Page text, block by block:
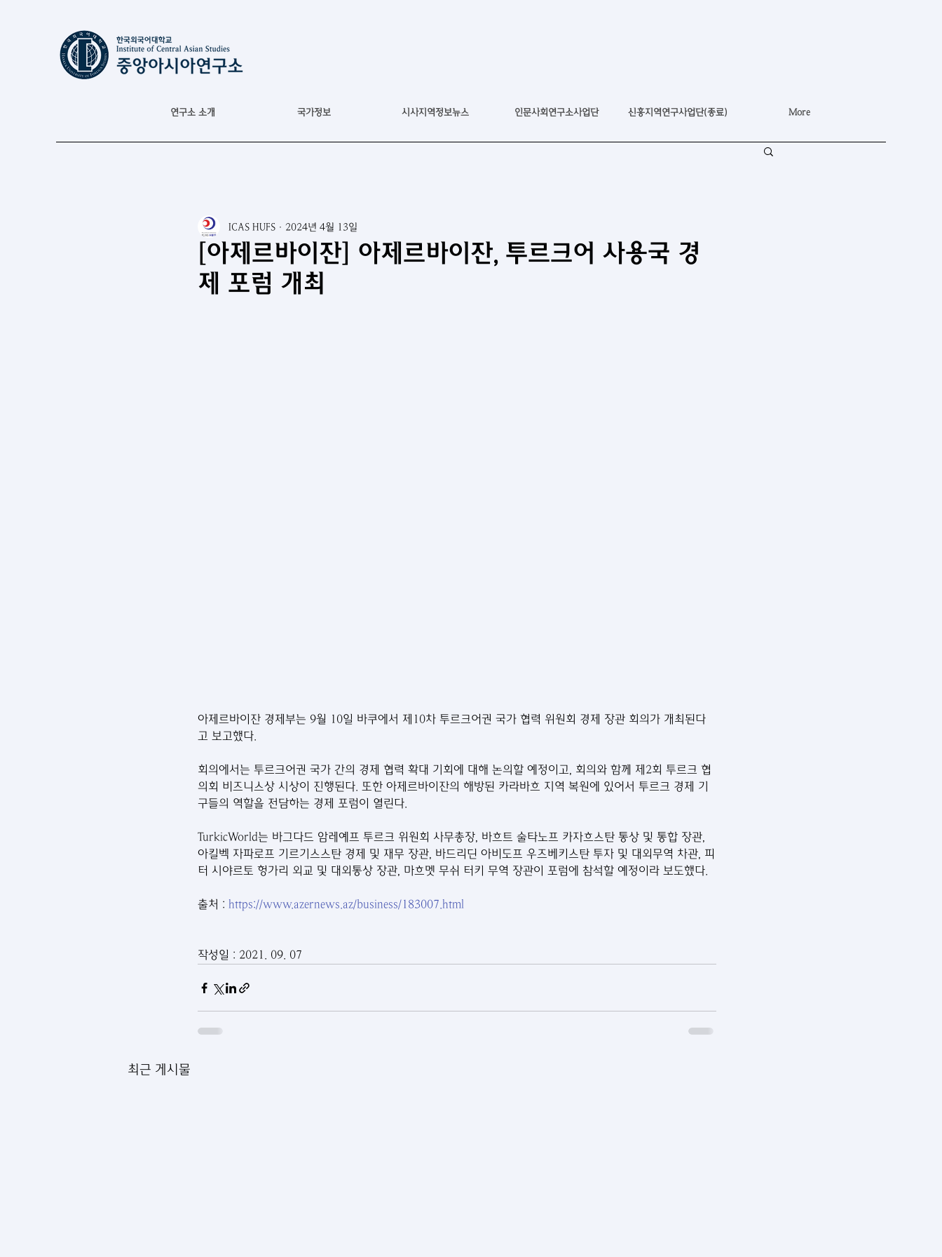
연구소 소개 국가정보 시사지역정보뉴스 인문사회연구소사업단 신흥지역연구사업단(종료) More
[아제르바이잔] 아제르바이잔, 투르크어 사용국 경
제 포럼 개최
ICAS HUFS 2024년 4월 13일
아제르바이잔 경제부는 9월 10일 바쿠에서 제10차 투르크어권 국가 협력 위원회 경제 장관 회의가 개최된다
고 보고했다.
회의에서는 투르크어권 국가 간의 경제 협력 확대 기회에 대해 논의할 예정이고, 회의와 함께 제2회 투르크 협
의회 비즈니스상 시상이 진행된다. 또한 아제르바이잔의 해방된 카라바흐 지역 복원에 있어서 투르크 경제 기
구들의 역할을 전담하는 경제 포럼이 열린다.
TurkicWorld는 바그다드 암레예프 투르크 위원회 사무총장, 바흐트 술타노프 카자흐스탄 통상 및 통합 장관,
아킬벡 자파로프 기르기스스탄 경제 및 재무 장관, 바드리딘 아비도프 우즈베키스탄 투자 및 대외무역 차관, 피
터 시야르토 헝가리 외교 및 대외통상 장관, 마흐멧 무쉬 터키 무역 장관이 포럼에 참석할 예정이라 보도했다.
출처 : https://www.azernews.az/business/183007.html
작성일 : 2021. 09. 07
최근 게시물